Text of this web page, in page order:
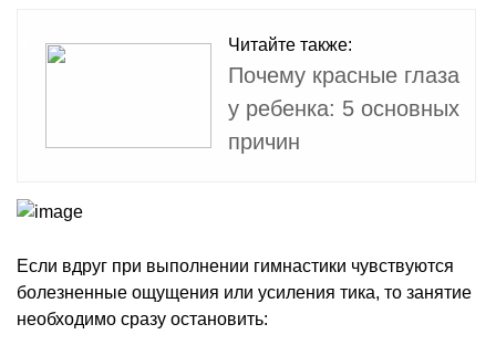
Читайте также:
Почему красные глаза
у ребенка: 5 основных
причин
Если вдруг при выполнении гимнастики чувствуются
болезненные ощущения или усиления тика, то занятие
необходимо сразу остановить: